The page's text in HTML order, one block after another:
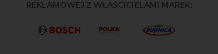
REKLAMOWEJ Z WŁAŚCICIELAMI MAREK: